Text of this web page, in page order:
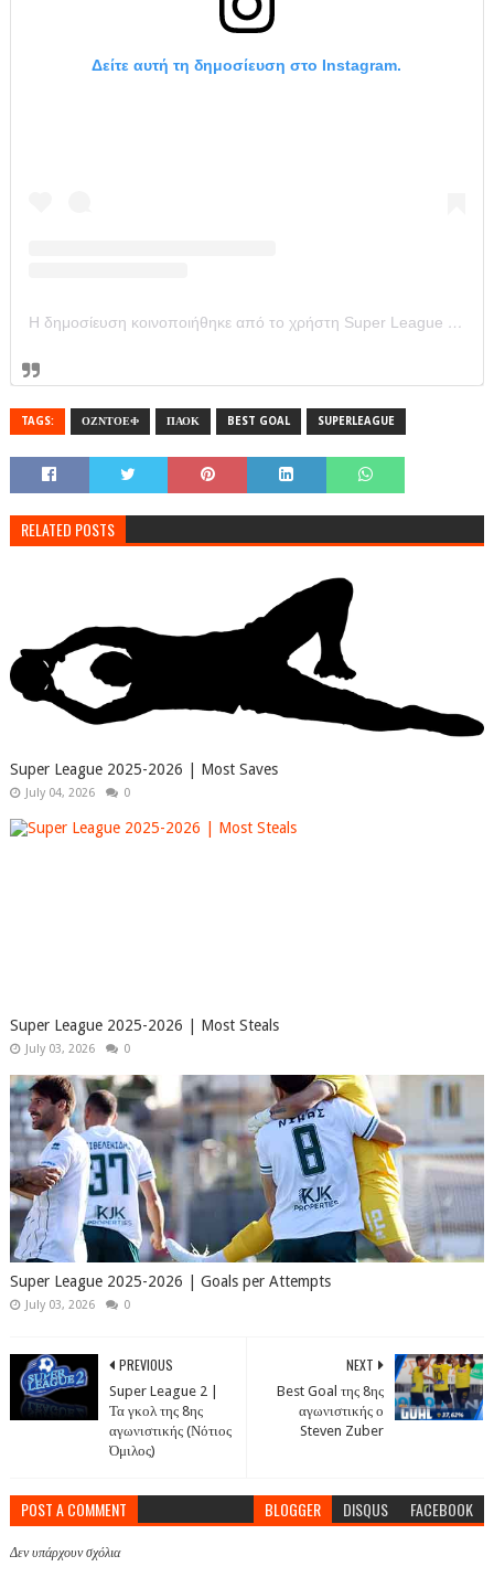
Δείτε αυτή τη δημοσίευση στο Instagram.
Η δημοσίευση κοινοποιήθηκε από το χρήστη Super League Greece (@super_league_gr)
TAGS: ΟΖΝΤΟΕΦ ΠΑΟΚ BEST GOAL SUPERLEAGUE
RELATED POSTS
Super League 2025-2026 | Most Saves
July 04, 2026 0
Super League 2025-2026 | Most Steals
July 03, 2026 0
Super League 2025-2026 | Goals per Attempts
July 03, 2026 0
NEXT
Best Goal της 8ης
αγωνιστικής ο
Steven Zuber
PREVIOUS
Super League 2 |
Τα γκολ της 8ης
αγωνιστικής (Νότιος
Όμιλος)
POST A COMMENT BLOGGER DISQUS FACEBOOK
Δεν υπάρχουν σχόλια